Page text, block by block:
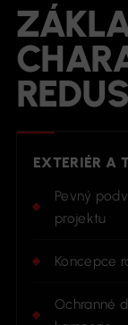
EXTERIÉR A
Pevný
projektu
Koncepce
Ochranné